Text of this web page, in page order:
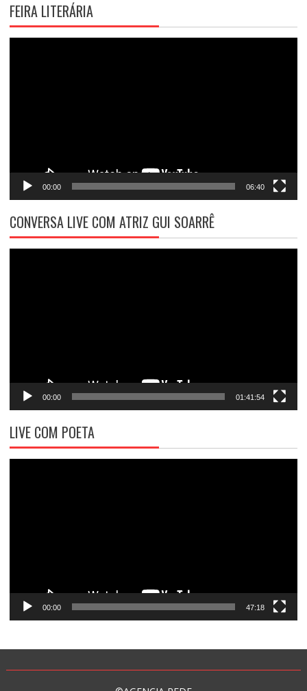
FEIRA LITERÁRIA
00:00 06:40
CONVERSA LIVE COM ATRIZ GUI SOARRÊ
00:00 01:41:54
LIVE COM POETA
00:00 47:18